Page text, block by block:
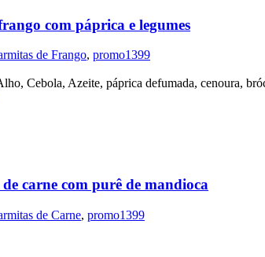
com páprica e legumes
de Frango, promo1399
Cebola, Azeite, páprica defumada, cenoura,
carne com purê de mandioca
de Carne, promo1399